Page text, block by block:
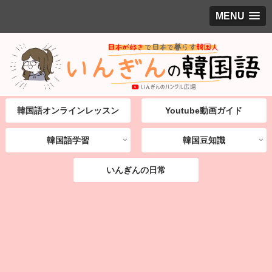
MENU
韓国語オンラインレッスン Youtube動画ガイド
韓国語学習 韓国豆知識
いんぎんの日常